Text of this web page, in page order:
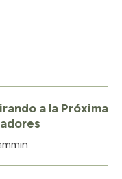
a la Próxima